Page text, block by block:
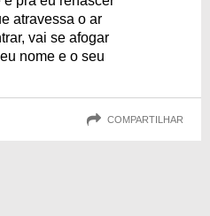
atravessa o ar
vai se afogar
nome e o seu
COMPARTILHAR